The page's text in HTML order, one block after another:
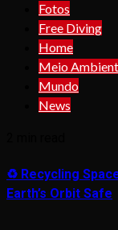
Fotos
Free Diving
Home
Meio
Mundo
News
♻️ Recycling
Earth’s Orbit Safe